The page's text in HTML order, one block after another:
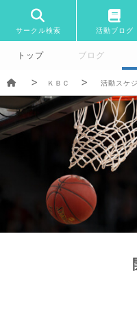
サークル検索 活動ブログ
トップ ブログ
ＫＢＣ 活動スケ